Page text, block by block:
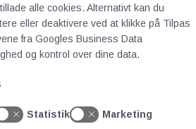
næste applikation?
innovative, magnetiske system –
alle cookies. Alternativt kan du
eller deaktivere ved at klikke på Tilpas
fra Googles Business Data
og kontrol over dine data.
Statistik Marketing